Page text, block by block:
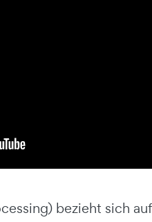
bezieht sich